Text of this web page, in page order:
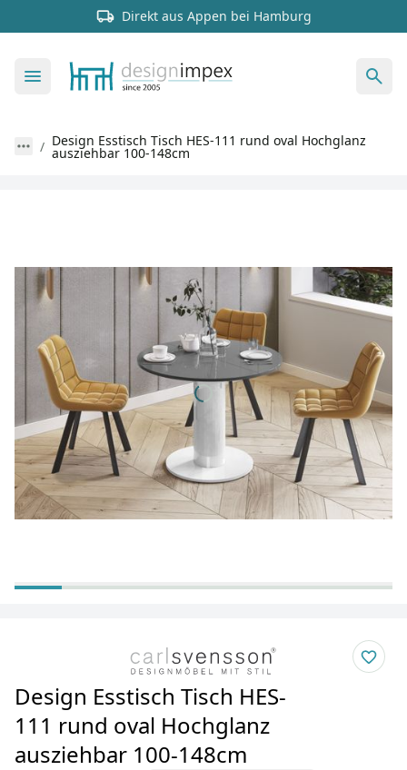
Direkt aus Appen bei Hamburg
Design Esstisch Tisch HES-111 rund oval Hochglanz
ausziehbar 100-148cm
Design Esstisch Tisch HES-
111 rund oval Hochglanz
ausziehbar 100-148cm